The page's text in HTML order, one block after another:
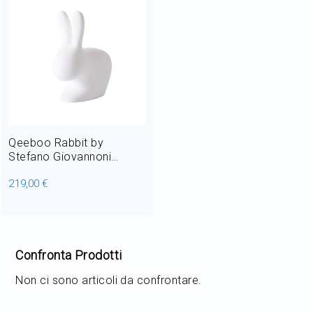
Qeeboo Rabbit by
Stefano Giovannoni
RGB 8W outdoor
219,00 €
Confronta Prodotti
Non ci sono articoli da confrontare.